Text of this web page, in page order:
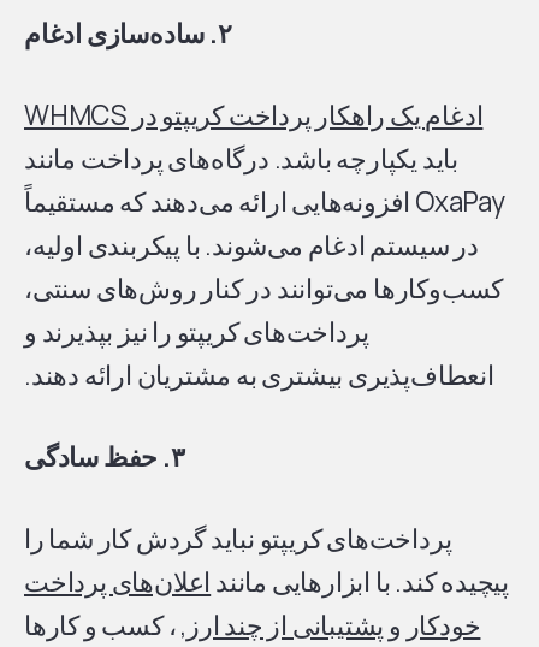
۲. ساده‌سازی ادغام
ادغام یک راهکار پرداخت کریپتو در WHMCS
باید یکپارچه باشد. درگاه‌های پرداخت مانند
OxaPay افزونه‌هایی ارائه می‌دهند که مستقیماً
در سیستم ادغام می‌شوند. با پیکربندی اولیه،
کسب‌وکارها می‌توانند در کنار روش‌های سنتی،
پرداخت‌های کریپتو را نیز بپذیرند و
انعطاف‌پذیری بیشتری به مشتریان ارائه دهند.
۳. حفظ سادگی
پرداخت‌های کریپتو نباید گردش کار شما را
پیچیده کند. با ابزارهایی مانند اعلان‌های پرداخت
خودکار وپشتیبانی از چند ارز , ، کسب و کارها